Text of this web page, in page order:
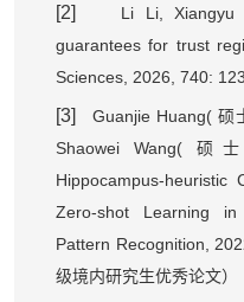
[2]
Li Li, Xiangyu
guarantees for trust
Sciences, 2026, 740:
[3] Guanjie Huang( 硕
Shaowei Wang( 硕
Hippocampus-heuristic
Zero-shot Learning in
Pattern Recognition,
级境内研究生优秀论文）